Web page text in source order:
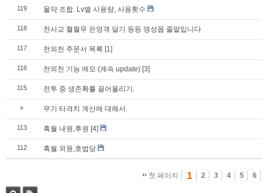
119 물약 조합. Lv별 사용량, 사용횟수
118 천사교 혈혈무 은영객 달기 등등 명성몹 줄말입니다
117 천외천 주문서 목록 [1]
116 천외천 기능 메모 (계속 update) [3]
115 전투 중 생존확률 끌어올리기.
» 무기 타격치 계산에 대해서.
113 흑월 내원,후원 [4]
112 흑월 외원,호법당
첫 페이지 1 2 3 4 5 6